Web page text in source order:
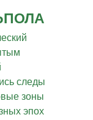
следы
зоны
эпох